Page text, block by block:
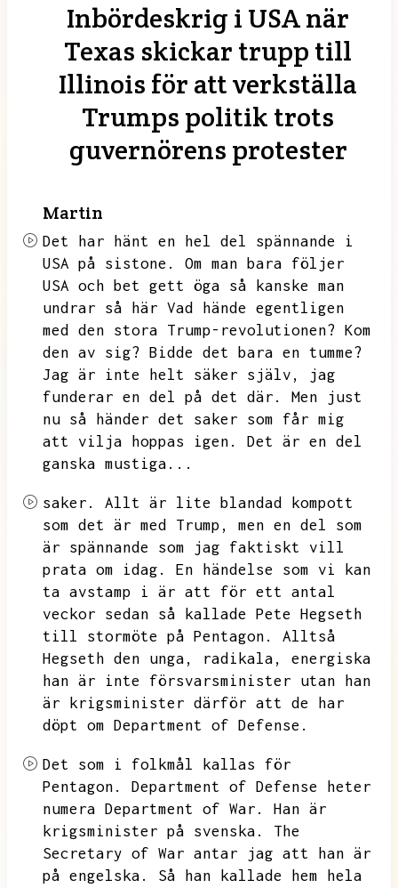
Inbördeskrig i USA när
Texas skickar trupp till
Illinois för att verkställa
Trumps politik trots
guvernörens protester
Martin
Det har hänt en hel del spännande i
USA på sistone.
Om man bara följer
USA och bet gett öga så kanske man
undrar så här Vad hände egentligen
med den stora Trump-revolutionen? Kom
den av sig? Bidde det bara en tumme?
Jag är inte helt säker själv,
jag
funderar en del på det där.
Men just
nu så händer det saker som får mig
att vilja hoppas igen.
Det är en del
ganska mustiga...
saker.
Allt är lite blandad kompott
som det är med Trump,
men en del som
är spännande som jag faktiskt vill
prata om idag.
En händelse som vi kan
ta avstamp i är att för ett antal
veckor sedan så kallade Pete Hegseth
till stormöte på Pentagon.
Alltså
Hegseth den unga,
radikala,
energiska
han är inte försvarsminister utan han
är krigsminister därför att de har
döpt om Department of Defense.
Det som i folkmål kallas för
Pentagon.
Department of Defense heter
numera Department of War.
Han är
krigsminister på svenska.
The
Secretary of War antar jag att han är
på engelska.
Så han kallade hem hela